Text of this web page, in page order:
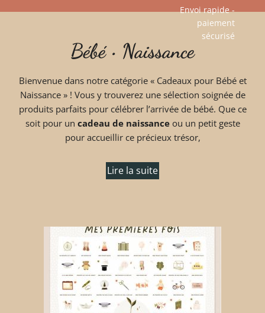
Envoi rapide -
paiement
sécurisé​
Bébé • Naissance
Bienvenue dans notre catégorie « Cadeaux pour Bébé et
Naissance » ! Vous y trouverez une sélection soignée de
produits parfaits pour célébrer l’arrivée de bébé. Que ce
soit pour un cadeau de naissanceou un petit geste
pour accueillir ce précieux trésor,
Lire la suite